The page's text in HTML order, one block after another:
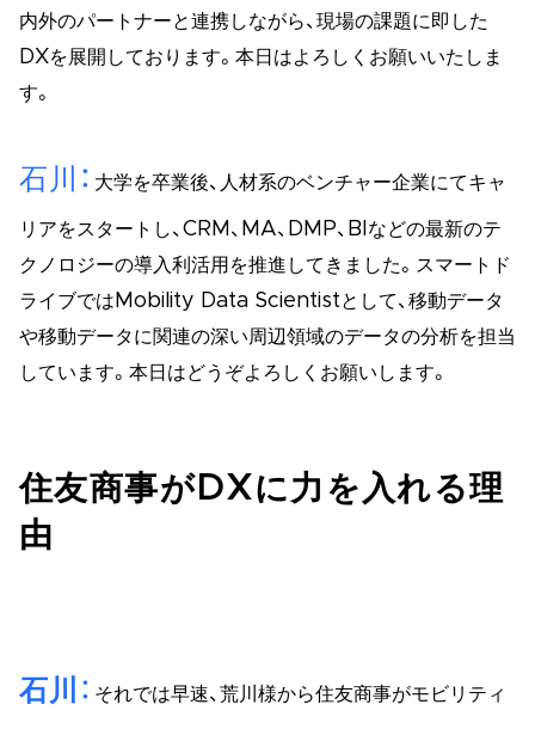
内外のパートナーと連携しながら、現場の課題に即した
DXを展開しております。本日はよろしくお願いいたしま
す。
石川 大学を卒業後、人材系のベンチャー企業にてキャ
リアをスタートし、CRM、MA、DMP、BIなどの最新のテ
クノロジーの導入利活用を推進してきました。スマートド
ライブではMobility Data Scientistとして、移動データ
や移動データに関連の深い周辺領域のデータの分析を担当
しています。本日はどうぞよろしくお願いします。
住友商事がDXに力を入れる理
由
石川 それでは早速、荒川様から住友商事がモビリティ